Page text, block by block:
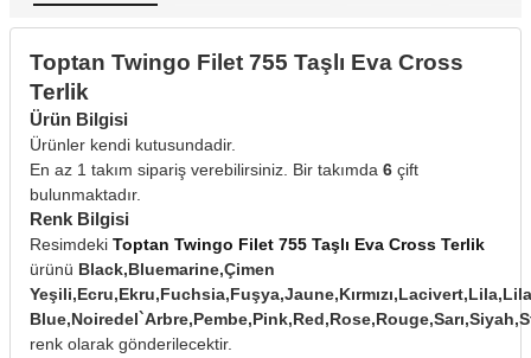
Toptan Twingo Filet 755 Taşlı Eva Cross
Terlik
Ürün Bilgisi
Ürünler kendi kutusundadir.
En az 1 takım sipariş verebilirsiniz. Bir takımda 6 çift
bulunmaktadır.
Renk Bilgisi
Resimdeki Toptan Twingo Filet 755 Taşlı Eva Cross Terlik
ürünü Black,Bluemarine,Çimen
renk olarak gönderilecektir.